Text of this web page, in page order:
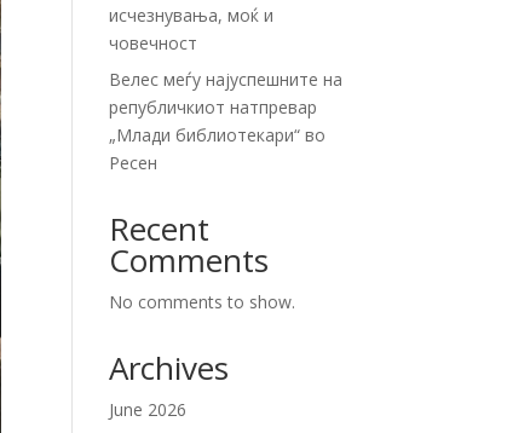
исчезнувања, моќ и
човечност
Велес меѓу најуспешните на
републичкиот натпревар
„Млади библиотекари“ во
Ресен
Recent
Comments
No comments to show.
Archives
June 2026